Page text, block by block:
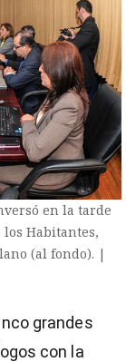
en la tarde
Habitantes,
(al fondo). |
grandes
con la